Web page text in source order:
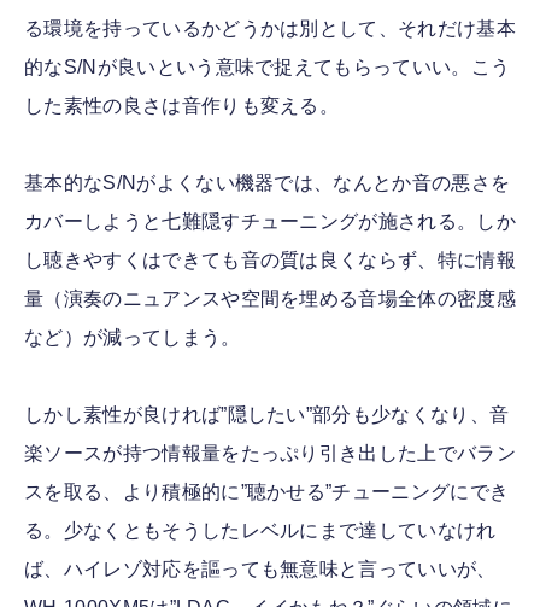
る環境を持っているかどうかは別として、それだけ基本
的なS/Nが良いという意味で捉えてもらっていい。こう
した素性の良さは音作りも変える。
基本的なS/Nがよくない機器では、なんとか音の悪さを
カバーしようと七難隠すチューニングが施される。しか
し聴きやすくはできても音の質は良くならず、特に情報
量（演奏のニュアンスや空間を埋める音場全体の密度感
など）が減ってしまう。
しかし素性が良ければ”隠したい”部分も少なくなり、音
楽ソースが持つ情報量をたっぷり引き出した上でバラン
スを取る、より積極的に”聴かせる”チューニングにでき
る。少なくともそうしたレベルにまで達していなけれ
ば、ハイレゾ対応を謳っても無意味と言っていいが、